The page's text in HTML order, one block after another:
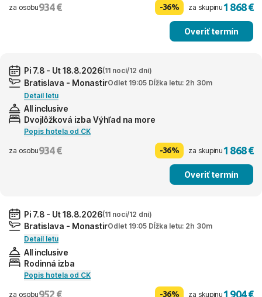
za osobu934 € -36% za skupinu1 868 €
Overiť termín
Pi 7.8 - Ut 18.8.2026(11 nocí/12 dní)
Bratislava - MonastirOdlet 19:05 Dĺžka letu: 2h 30m
Detail letu
All inclusive
Dvojlôžková izba Výhľad na more
Popis hotela od CK
za osobu934 € -36% za skupinu1 868 €
Overiť termín
Pi 7.8 - Ut 18.8.2026(11 nocí/12 dní)
Bratislava - MonastirOdlet 19:05 Dĺžka letu: 2h 30m
Detail letu
All inclusive
Rodinná izba
Popis hotela od CK
za osobu952 € -36% za skupinu1 904 €